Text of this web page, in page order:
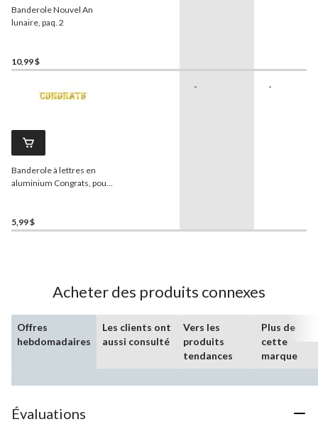
Banderole Nouvel An
lunaire, paq. 2
10,99 $
Banderole à lettres en
aluminium Congrats, pour
5,99 $
- -
Acheter des produits connexes
Offres
hebdomadaires
Les clients ont
aussi consulté
Vers les
produits
tendances
Plus de
cette
marque
Évaluations